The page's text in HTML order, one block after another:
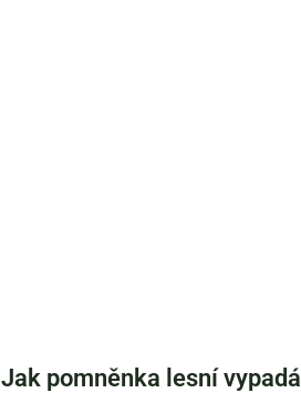
Jak pomněnka lesní vypadá